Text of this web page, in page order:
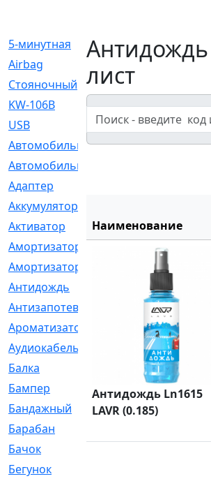
5-минутная
[1]
Airbag
[18]
Cтояночный
KW-106B
[0]
USB
[6]
Автомобильное
[6]
Автомобильный
Адаптер
Аккумулятор
Активатор
[1]
Амортизатор
Амортизаторы
Антидождь
Антизапотеватель
[1]
Ароматизатор
[35]
Аудиокабель
[2]
Балка
[58]
Бампер
[137]
Бандажный
[6]
Барабан
Бачок
Бегунок
лист
Наименование
Антидождь Ln1615
LAVR (0.185)